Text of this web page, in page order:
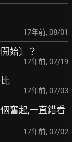
17年前, 08/01
始〕？
17年前, 07/19
17年前, 07/03
奮起,一直錯看
17年前, 07/02